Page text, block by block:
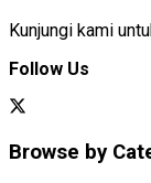
Kunjungi kami
Follow Us
Browse by